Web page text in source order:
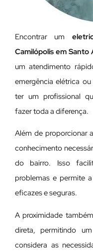
Encontrar um
Camilópolis em Santo
um atendimento
emergência elétrica
ter um profissional
fazer toda a diferença.
Além de proporcionar
conhecimento
do bairro. Isso
problemas e permite
eficazes e seguras.
A proximidade
direta, permitindo
considera as